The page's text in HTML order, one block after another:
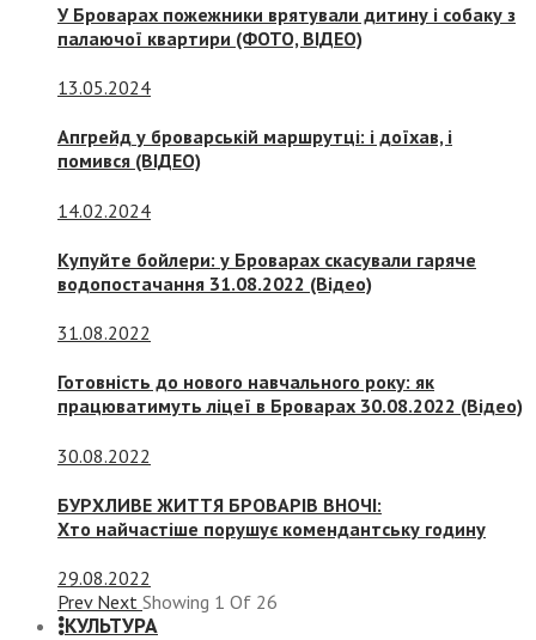
У Броварах пожежники врятували дитину і собаку з
палаючої квартири (ФОТО, ВІДЕО)
13.05.2024
Апгрейд у броварській маршрутці: і доїхав, і
помився (ВІДЕО)
14.02.2024
Купуйте бойлери: у Броварах скасували гаряче
водопостачання 31.08.2022 (Відео)
31.08.2022
Готовність до нового навчального року: як
працюватимуть ліцеї в Броварах 30.08.2022 (Відео)
30.08.2022
БУРХЛИВЕ ЖИТТЯ БРОВАРІВ ВНОЧІ:
Хто найчастіше порушує комендантську годину
29.08.2022
Prev Next Showing 1 Of 26
КУЛЬТУРА